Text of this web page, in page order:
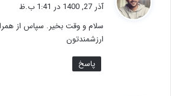
:
آذر 27, 1400 در 1:41 ب.ظ
سلام و وقت بخیر. سپاس از
ارزشمندتون
پاسخ